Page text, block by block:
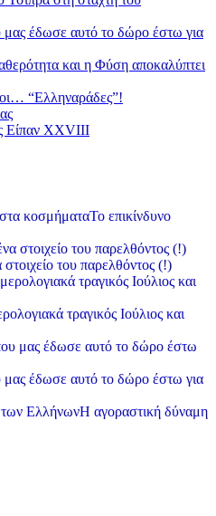
έδωσε αυτό το δώρο έστω για
και η Φύση αποκαλύπτει
“Ελληναράδες”!
Είπαν XXVIII
Το επικίνδυνο
του παρελθόντος (!)
τραγικός Ιούλιος και
έδωσε αυτό το δώρο έστω για
Η αγοραστική δύναμη